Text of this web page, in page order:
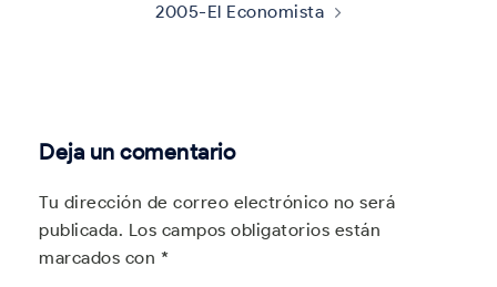
2005-El Economista
Deja un comentario
Tu dirección de correo electrónico no será
publicada. Los campos obligatorios están
marcados con *